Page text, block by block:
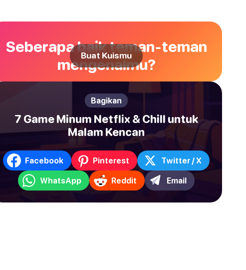
Seberapa baik teman-teman
mengenalmu?
Buat Kuismu
Bagikan
7 Game Minum Netflix & Chill untuk
Malam Kencan
Facebook Pinterest Twitter / X
WhatsApp Reddit Email